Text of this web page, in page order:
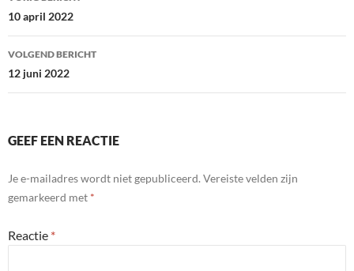
navigatie
10 april 2022
VOLGEND BERICHT
12 juni 2022
GEEF EEN REACTIE
Je e-mailadres wordt niet gepubliceerd. Vereiste velden zijn
gemarkeerd met *
Reactie *